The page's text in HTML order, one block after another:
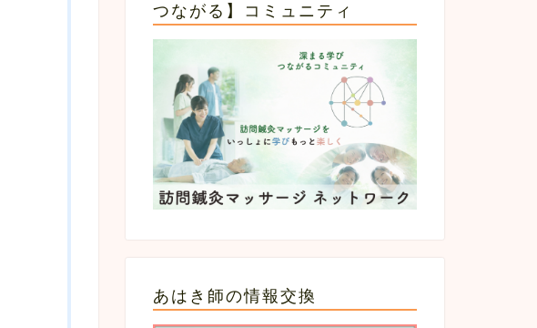
つながる】コミュニティ
あはき師の情報交換